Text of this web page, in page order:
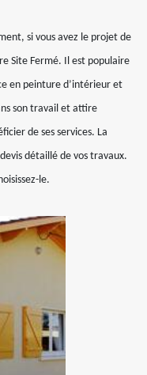
si vous avez le projet de
Site Fermé. Il est populaire
en peinture d’intérieur et
son travail et attire
de ses services. La
détaillé de vos travaux.
le.